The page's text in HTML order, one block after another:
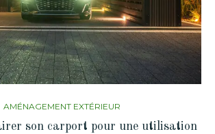
AMÉNAGEMENT EXTÉRIEUR
son carport pour une utilisation